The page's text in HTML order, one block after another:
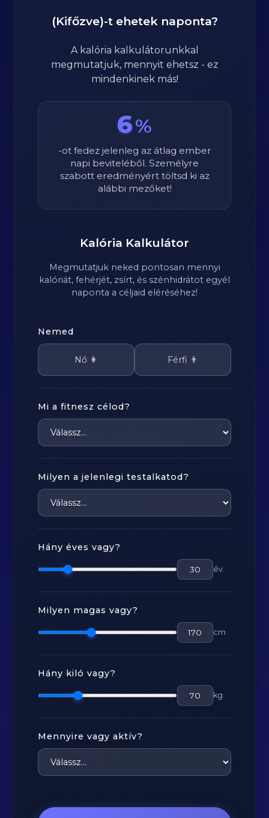
(Kifőzve)-t ehetek naponta?
A kalória kalkulátorunkkal
megmutatjuk, mennyit ehetsz - ez
mindenkinek más!
6%
-ot fedez jelenleg az átlag ember
napi beviteléből. Személyre
szabott eredményért töltsd ki az
alábbi mezőket!
Kalória Kalkulátor
Megmutatjuk neked pontosan mennyi
kalóriát, fehérjét, zsírt, és szénhidrátot egyél
naponta a céljaid eléréséhez!
Nemed
Nő 👩 Férfi 👨
Mi a fitnesz célod?
Milyen a jelenlegi testalkatod?
Hány éves vagy?
év
Milyen magas vagy?
cm
Hány kiló vagy?
kg
Mennyire vagy aktív?